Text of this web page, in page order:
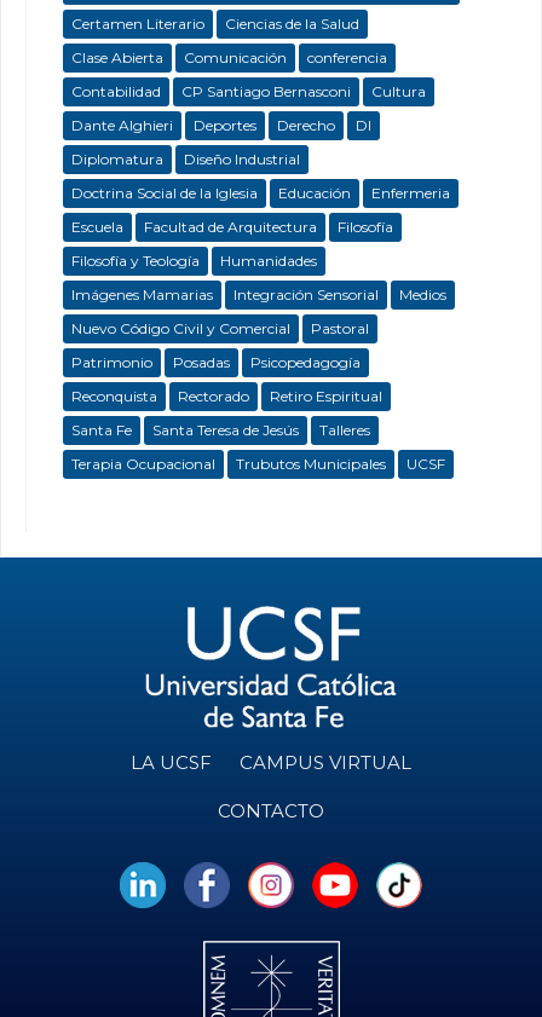
Certamen Literario
Ciencias de la Salud
Clase Abierta
Comunicación
conferencia
Contabilidad
CP Santiago Bernasconi
Cultura
Dante Alghieri
Deportes Derecho
DI
Diplomatura
Diseño Industrial
Doctrina Social de la Iglesia
Educación
Enfermeria
Escuela
Facultad de Arquitectura
Filosofía
Filosofía y Teología
Humanidades
Imágenes Mamarias
Integración Sensorial
Medios
Nuevo Código Civil y Comercial
Pastoral
Patrimonio
Posadas
Psicopedagogía
Reconquista
Rectorado
Retiro Espiritual
Santa Fe
Santa Teresa de Jesús
Talleres
Terapia Ocupacional
Trubutos Municipales UCSF
LA UCSF CAMPUS VIRTUAL
CONTACTO